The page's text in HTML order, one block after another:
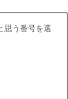
思う番号を選